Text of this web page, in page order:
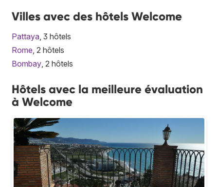
Villes avec des hôtels Welcome
Pattaya , 3 hôtels
Rome , 2 hôtels
Bombay , 2 hôtels
Hôtels avec la meilleure évaluation
à Welcome